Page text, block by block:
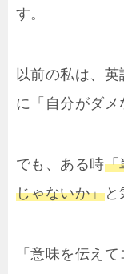
す。
以前の私は、
に「自分がダメ
でも、ある時「
じゃないか」と
「意味を伝え